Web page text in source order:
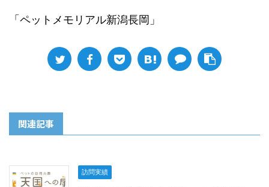
「ペットメモリアル新潟長岡」
関連記事
訪問実績